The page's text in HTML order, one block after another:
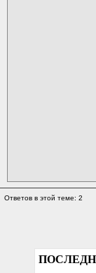
Ответов в этой теме: 2